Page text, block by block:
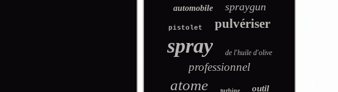
automobile spraygun
pistolet pulvériser
spray de l'huile d'olive
professionnel
atome turbine outil